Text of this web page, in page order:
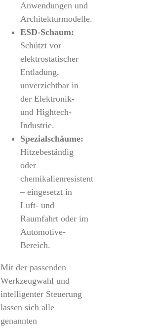
Anwendungen und
Architekturmodelle.
ESD-Schaum:
Schützt vor
elektrostatischer
Entladung,
unverzichtbar in
der Elektronik-
und Hightech-
Industrie.
Spezialschäume:
Hitzebeständig
oder
chemikalienresistent
– eingesetzt in
Luft- und
Raumfahrt oder im
Automotive-
Bereich.
Mit der passenden
Werkzeugwahl und
intelligenter Steuerung
lassen sich alle
genannten